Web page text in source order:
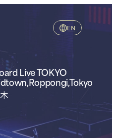
EN
Live TOKYO